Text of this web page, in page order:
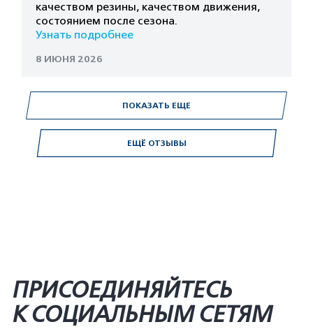
ЕЩЁ ОТЗЫВЫ
качеством резины, качеством движения,
состоянием после сезона.
Узнать подробнее
8 ИЮНЯ 2026
ПОКАЗАТЬ ЕЩЕ
ПРИСОЕДИНЯЙТЕСЬ
К СОЦИАЛЬНЫМ СЕТЯМ